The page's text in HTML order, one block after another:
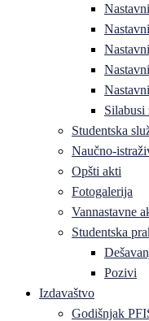
Silabusi
Studentska
Naučno-
Opšti akti
Fotogalerija
Vannastavne
Studentska
Pozivi
Izdavaštvo
Godišnjak